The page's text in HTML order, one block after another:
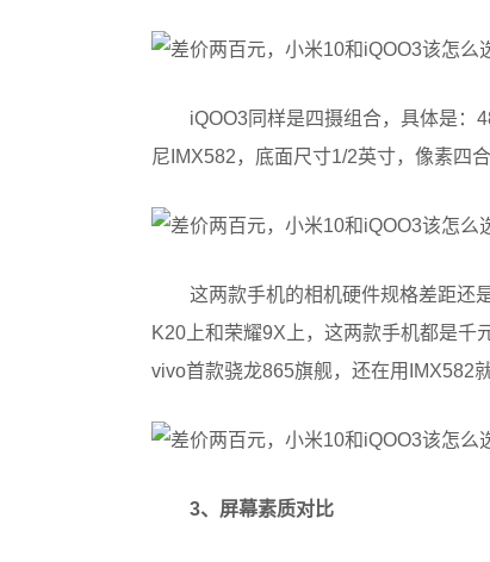
iQOO3同样是四摄组合，具体是：
尼IMX582，底面尺寸1/2英寸，像素四
这两款手机的相机硬件规格差距还
K20上和荣耀9X上，这两款手机都是千
vivo首款骁龙865旗舰，还在用IMX582
3、屏幕素质对比